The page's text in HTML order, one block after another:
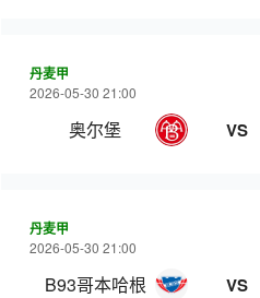
丹麦甲
2026-05-30 21:00
奥尔堡 VS
丹麦甲
2026-05-30 21:00
B93哥本哈根 VS